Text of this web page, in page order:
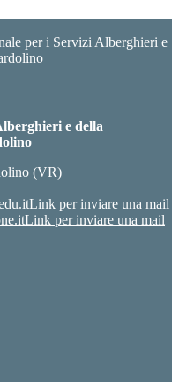
per i Servizi Alberghieri e
e della
(VR)
Link per inviare una mail
Link per inviare una mail